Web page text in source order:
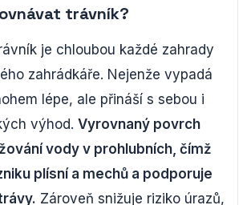
trávník?
je chloubou každé zahrady
zahrádkáře. Nejenže vypadá
lépe, ale přináší s sebou i
výhod. Vyrovnaný povrch
vody v prohlubních, čímž
plísní a mechů a podporuje
Zároveň snižuje riziko úrazů,